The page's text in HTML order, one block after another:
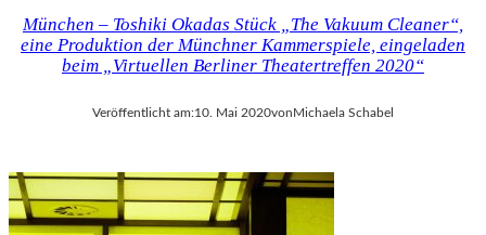
München – Toshiki Okadas Stück „The Vakuum Cleaner“,
eine Produktion der Münchner Kammerspiele, eingeladen
beim „Virtuellen Berliner Theatertreffen 2020“
Veröffentlicht am:10. Mai 2020von Michaela Schabel